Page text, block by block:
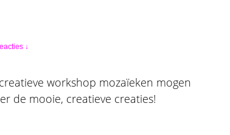
↓
workshop mozaïeken mogen
de mooie, creatieve creaties!